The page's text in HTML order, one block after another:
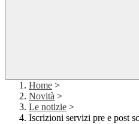
Home >
Novità >
Le notizie >
Iscrizioni servizi pre e post